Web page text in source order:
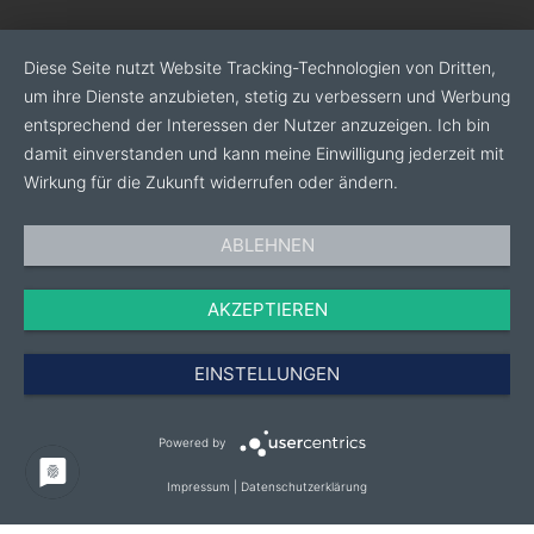
· Attraktive Preise: Wir bieten Produkte mit höchster
Qualität zu möglichst niedrigen Preisen an
· Kontinuierliche Optimierung: Unsere Produkte und
Prozesse unterstehen im Gedanken der Nachhaltigkeit
· Breites Produktportfolio: Mikrofaserprodukte,
Autoshampoos, Reiniger, Versiegelungen,
Poliermaschinen, Polierpads, Keramikbeschichtungen
uvm.
· Atemberaubendes Dufterlebnis: Mit unseren
vielfältigen Düften macht die Autowäsche einfach
doppelt so viel Spaß
Diese Seite nutzt Website Tracking-Technologien von Dritten,
um ihre Dienste anzubieten, stetig zu verbessern und Werbung
entsprechend der Interessen der Nutzer anzuzeigen. Ich bin
damit einverstanden und kann meine Einwilligung jederzeit mit
Wirkung für die Zukunft widerrufen oder ändern.
ABLEHNEN
AKZEPTIEREN
EINSTELLUNGEN
Powered by
Impressum Datenschutzerklärung